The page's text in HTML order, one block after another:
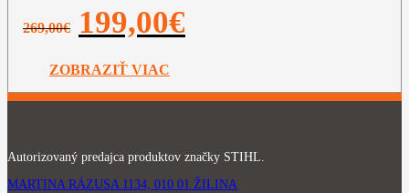
269,00€
Pôvodná
cena
269,00€.
199,00€
ZOBRAZIŤ VIAC
Autorizovaný predajca produktov značky STIHL.
MARTINA RÁZUSA 1134, 010 01 ŽILINA